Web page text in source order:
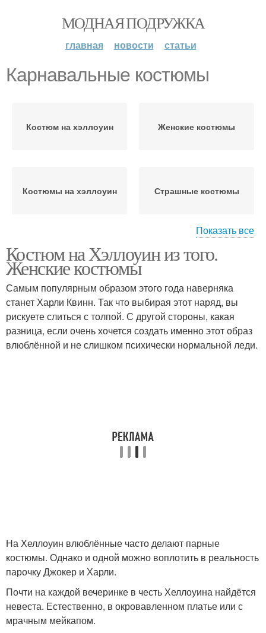
МОДНАЯ ПОДРУЖКА
главная новости статьи
Карнавальные костюмы
Костюм на хэллоуин Женские костюмы
Костюмы на хэллоуин Страшные костюмы
Смешные костюмы Костюмы для девочек
Костюм для
празднования
Показать все
Костюм на Хэллоуин из того.
Женские костюмы
Самым популярным образом этого года наверняка
станет Харли Квинн. Так что выбирая этот наряд, вы
рискуете слиться с толпой. С другой стороны, какая
разница, если очень хочется создать именно этот образ
влюблённой и не слишком психически нормальной леди.
На Хеллоуин влюблённые часто делают парные
костюмы. Однако и одной можно воплотить в реальность
парочку Джокер и Харли.
Почти на каждой вечеринке в честь Хеллоуина найдётся
невеста. Естественно, в окровавленном платье или с
мрачным мейкапом.